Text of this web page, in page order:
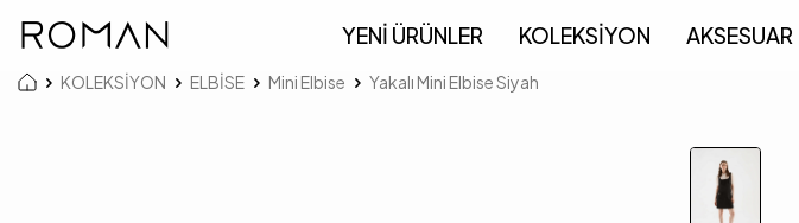
YENİ ÜRÜNLER KOLEKSİYON AKSESUAR
KOLEKSİYON ELBİSE Mini Elbise Yakalı Mini Elbise Siyah